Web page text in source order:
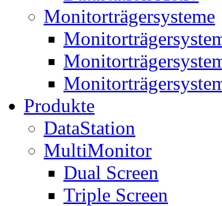
Monitorträgersysteme
Produkte
DataStation
MultiMonitor
Dual Screen
Triple Screen